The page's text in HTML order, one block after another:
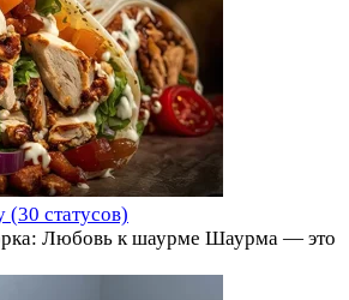
статусов)
Любовь к шаурме Шаурма — это